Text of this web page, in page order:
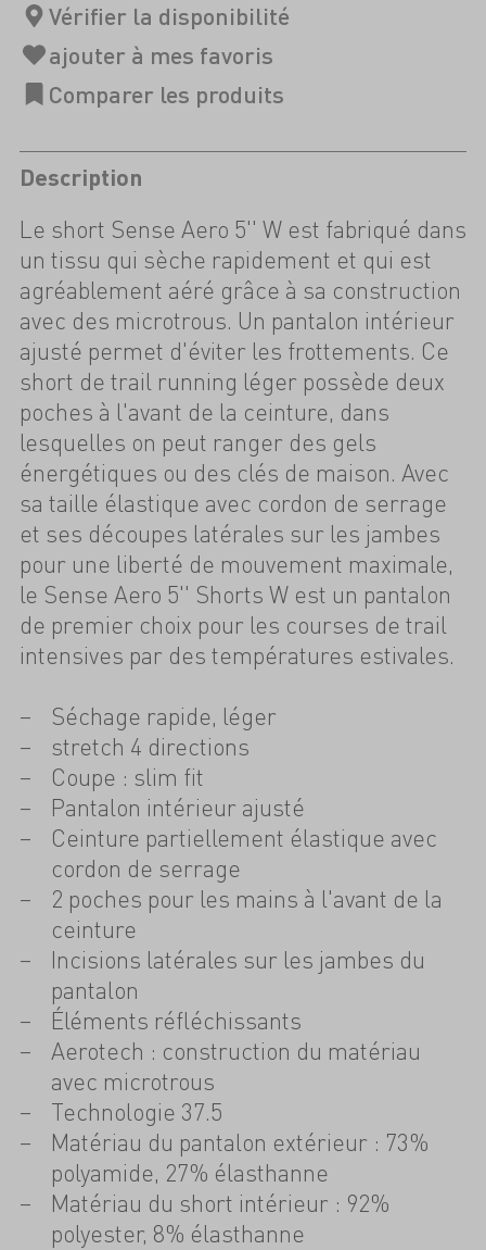
Description
Le short Sense Aero 5'' W est fabriqué dans
un tissu qui sèche rapidement et qui est
agréablement aéré grâce à sa construction
avec des microtrous. Un pantalon intérieur
ajusté permet d'éviter les frottements. Ce
short de trail running léger possède deux
poches à l'avant de la ceinture, dans
lesquelles on peut ranger des gels
énergétiques ou des clés de maison. Avec
sa taille élastique avec cordon de serrage
et ses découpes latérales sur les jambes
pour une liberté de mouvement maximale,
le Sense Aero 5'' Shorts W est un pantalon
de premier choix pour les courses de trail
intensives par des températures estivales.
Séchage rapide, léger
stretch 4 directions
Coupe : slim fit
Pantalon intérieur ajusté
Ceinture partiellement élastique avec
cordon de serrage
2 poches pour les mains à l'avant de la
ceinture
Incisions latérales sur les jambes du
pantalon
Éléments réfléchissants
Aerotech : construction du matériau
avec microtrous
Technologie 37.5
Matériau du pantalon extérieur : 73%
polyamide, 27% élasthanne
Matériau du short intérieur : 92%
polyester, 8% élasthanne